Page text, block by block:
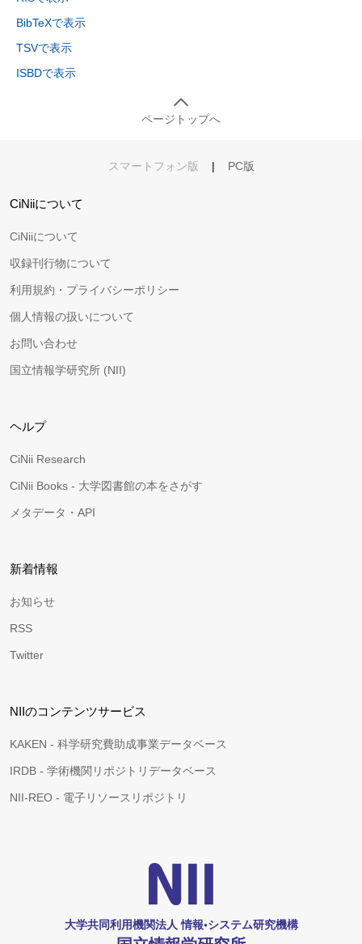
BibTeXで表示
TSVで表示
ISBDで表示
ページトップへ
スマートフォン版 | PC版
CiNiiについて
CiNiiについて
収録刊行物について
利用規約・プライバシーポリシー
個人情報の扱いについて
お問い合わせ
国立情報学研究所 (NII)
ヘルプ
CiNii Research
CiNii Books - 大学図書館の本をさがす
メタデータ・API
新着情報
お知らせ
RSS
Twitter
NIIのコンテンツサービス
KAKEN - 科学研究費助成事業データベース
IRDB - 学術機関リポジトリデータベース
NII-REO - 電子リソースリポジトリ
大学共同利用機関法人 情報•システム研究機構